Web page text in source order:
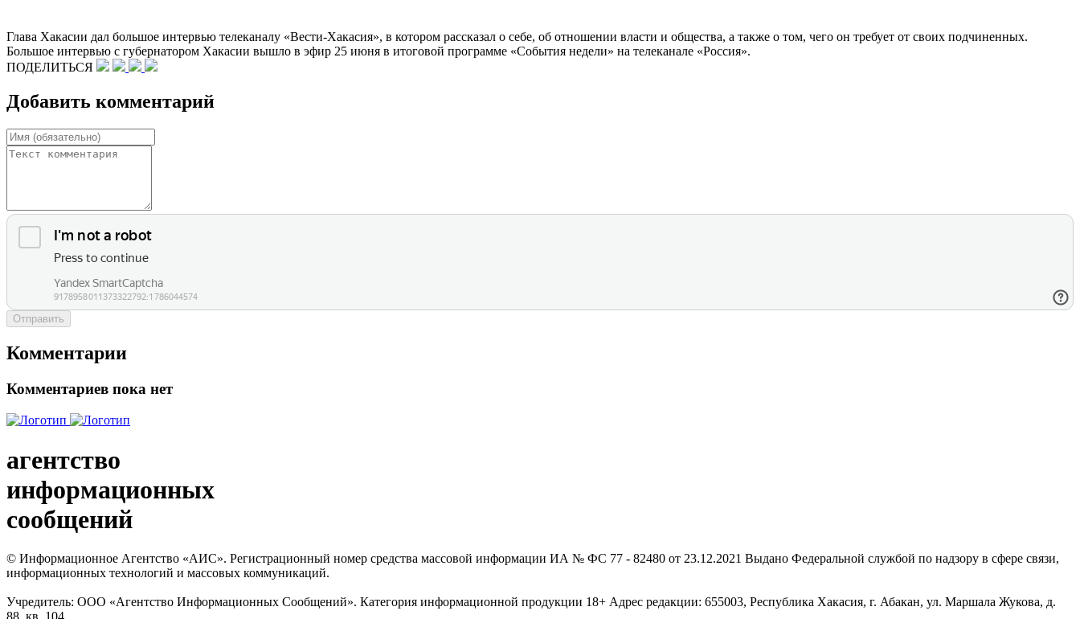
Глава Хакасии дал большое интервью телеканалу «Вести-Хакасия», в котором рассказал о себе, об отношении власти и общества, а также о том, чего он требует от своих подчиненных.
Большое интервью с губернатором Хакасии вышло в эфир 25 июня в итоговой программе «События недели» на телеканале «Россия».
ПОДЕЛИТЬСЯ
Добавить комментарий
Отправить
Комментарии
Комментариев пока нет
агентство
информационных
сообщений
© Информационное Агентство «АИС». Регистрационный номер средства массовой информации ИА № ФС 77 - 82480 от 23.12.2021 Выдано Федеральной службой по надзору в сфере связи,
информационных технологий и массовых коммуникаций.
Учредитель: ООО «Агентство Информационных Сообщений». Категория информационной продукции 18+ Адрес редакции: 655003, Республика Хакасия, г. Абакан, ул. Маршала Жукова, д.
88, кв. 104.